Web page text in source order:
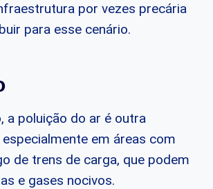
por vezes precária
para esse cenário.
a poluição do ar é outra
em áreas com
de trens de carga, que podem
e gases nocivos.